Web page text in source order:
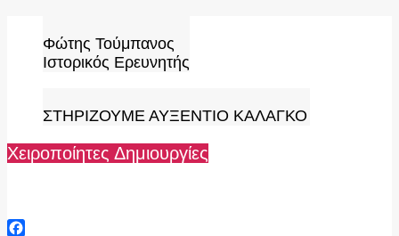
content
Φώτης Τούμπανος
Ιστορικός Ερευνητής
ΣΤΗΡΙΖΟΥΜΕ ΑΥΞΕΝΤΙΟ ΚΑΛΑΓΚΟ
Χειροποίητες Δημιουργίες